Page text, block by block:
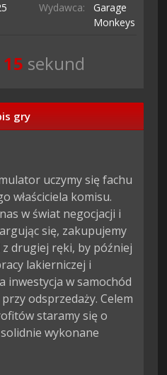
Wydawca:
Garage
Monkeys
14 sekund
gry
uczymy się fachu
właściciela komisu.
w świat negocjacji i
się, zakupujemy
drugiej ręki, by później
lakierniczej i
inwestycja w samochód
odsprzedaży. Celem
staramy się o
wykonane